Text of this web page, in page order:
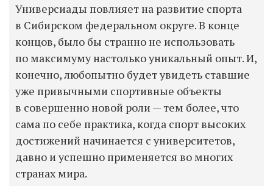
Универсиады повлияет на развитие спорта
в Сибирском федеральном округе. В конце
концов, было бы странно не использовать
по максимуму настолько уникальный опыт. И,
конечно, любопытно будет увидеть ставшие
уже привычными спортивные объекты
в совершенно новой роли — тем более, что
сама по себе практика, когда спорт высоких
достижений начинается с университетов,
давно и успешно применяется во многих
странах мира.